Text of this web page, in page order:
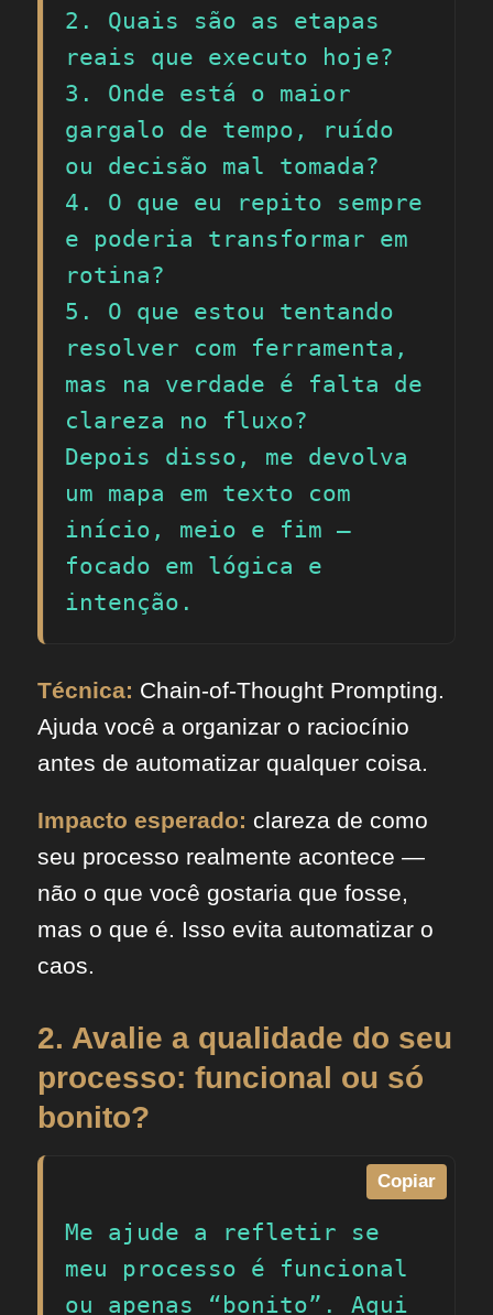
2. Quais são as etapas
reais que executo hoje?
3. Onde está o maior
gargalo de tempo, ruído
ou decisão mal tomada?
4. O que eu repito sempre
e poderia transformar em
rotina?
5. O que estou tentando
resolver com ferramenta,
mas na verdade é falta de
clareza no fluxo?
Depois disso, me devolva
um mapa em texto com
início, meio e fim —
focado em lógica e
intenção.
Técnica: Chain-of-Thought Prompting.
Ajuda você a organizar o raciocínio
antes de automatizar qualquer coisa.
Impacto esperado: clareza de como
seu processo realmente acontece —
não o que você gostaria que fosse,
mas o que é. Isso evita automatizar o
caos.
2. Avalie a qualidade do seu
processo: funcional ou só
bonito?
Copiar
Me ajude a refletir se
meu processo é funcional
ou apenas “bonito”. Aqui